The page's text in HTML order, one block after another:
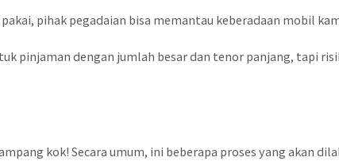
pihak pegadaian bisa memantau keberadaan mobil
pinjaman dengan jumlah besar dan tenor panjang, tapi
kok! Secara umum, ini beberapa proses yang akan